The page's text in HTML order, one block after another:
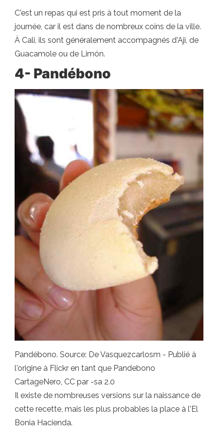
C'est un repas qui est pris à tout moment de la
journée, car il est dans de nombreux coins de la ville.
À Cali, ils sont généralement accompagnés d'Aji, de
Guacamole ou de Limón.
4- Pandébono
Pandébono. Source: De Vasquezcarlosm - Publié à
l'origine à Flickr en tant que Pandebono
CartageNero, CC par -sa 2.0
Il existe de nombreuses versions sur la naissance de
cette recette, mais les plus probables la place à l'El
Bonia Hacienda.